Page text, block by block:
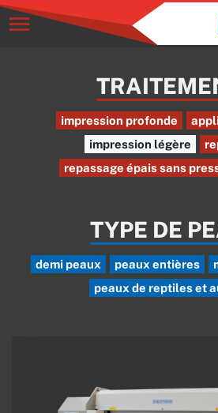
impression profonde
impression légère
repassage épais sans
TYPE DE
demi peaux peaux entières
peaux de reptiles et